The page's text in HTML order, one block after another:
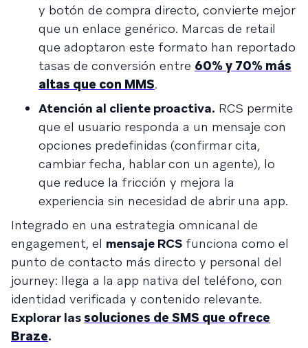
y botón de compra directo, convierte mejor
que un enlace genérico. Marcas de retail
que adoptaron este formato han reportado
tasas de conversión entre 60% y 70% más
altas que con MMS.
Atención al cliente proactiva. RCS permite
que el usuario responda a un mensaje con
opciones predefinidas (confirmar cita,
cambiar fecha, hablar con un agente), lo
que reduce la fricción y mejora la
experiencia sin necesidad de abrir una app.
Integrado en una estrategia omnicanal de
engagement, el mensaje RCS funciona como el
punto de contacto más directo y personal del
journey: llega a la app nativa del teléfono, con
identidad verificada y contenido relevante.
Explorar lassoluciones de SMS que ofrece
Braze.